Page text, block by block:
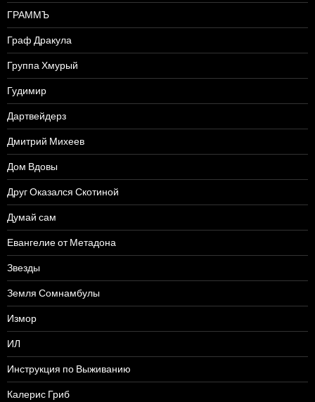
ГРАММЪ
Граф Дракула
Группа Хмурый
Гудимир
Дартвейдерз
Дмитрий Михеев
Дом Вдовы
Друг Оказался Скотиной
Думай сам
Евангелие от Метадона
Звезды
Земля Сомнамбулы
Измор
ИЛ
Инструкция по Выживанию
Калерис Гриб